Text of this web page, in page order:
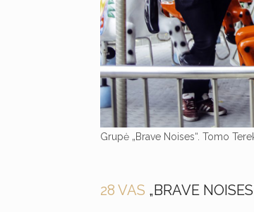
Grupė „Brave Noises“. Tomo
28 VAS „BRAVE